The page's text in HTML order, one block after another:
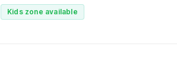
Kids zone available